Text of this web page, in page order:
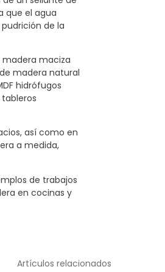
que el agua
de la
madera maciza
madera natural
hidrófugos
así como en
a medida,
de trabajos
en cocinas y
Artículos relacionados